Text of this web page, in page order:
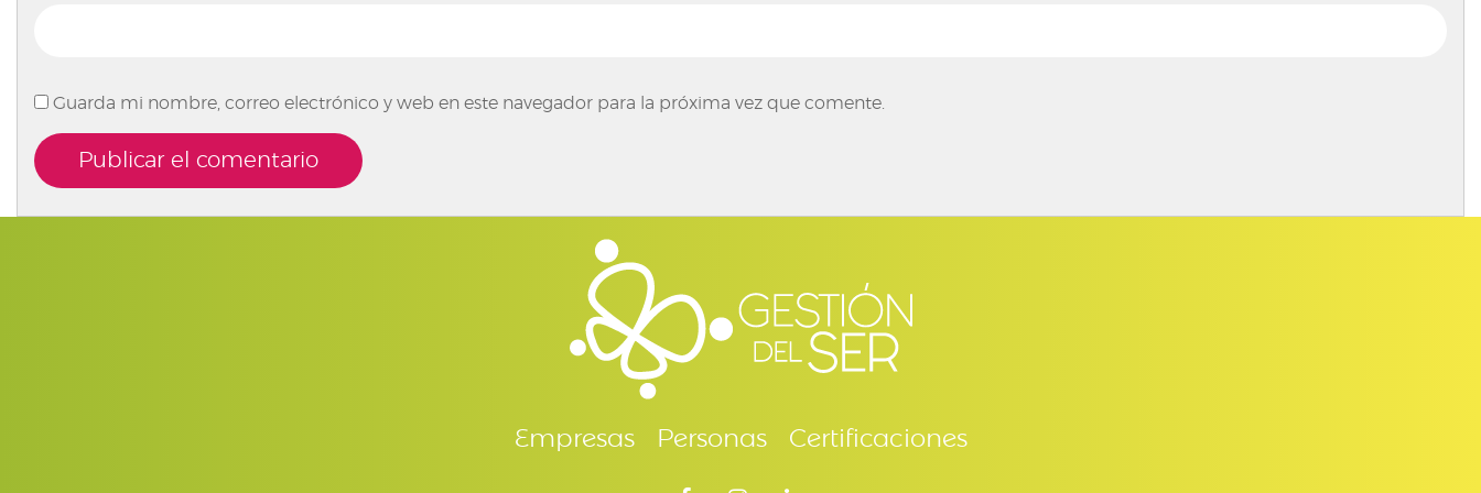
Guarda mi nombre, correo electrónico y web en este navegador para la próxima vez que comente.
Empresas Personas Certificaciones